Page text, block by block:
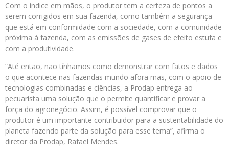
Com o índice em mãos, o produtor tem a certeza de pontos a
serem corrigidos em sua fazenda, como também a segurança
que está em conformidade com a sociedade, com a comunidade
próxima à fazenda, com as emissões de gases de efeito estufa e
com a produtividade.
“Até então, não tínhamos como demonstrar com fatos e dados
o que acontece nas fazendas mundo afora mas, com o apoio de
tecnologias combinadas e ciências, a Prodap entrega ao
pecuarista uma solução que o permite quantificar e provar a
força do agronegócio. Assim, é possível comprovar que o
produtor é um importante contribuidor para a sustentabilidade do
planeta fazendo parte da solução para esse tema”, afirma o
diretor da Prodap, Rafael Mendes.